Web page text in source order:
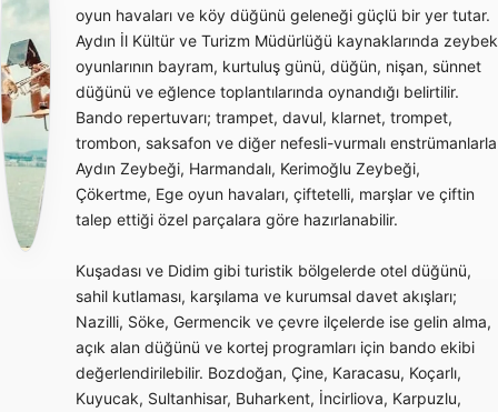
oyun havaları ve köy düğünü geleneği güçlü bir yer tutar.
Aydın İl Kültür ve Turizm Müdürlüğü kaynaklarında zeybek
oyunlarının bayram, kurtuluş günü, düğün, nişan, sünnet
düğünü ve eğlence toplantılarında oynandığı belirtilir.
Bando repertuvarı; trampet, davul, klarnet, trompet,
trombon, saksafon ve diğer nefesli-vurmalı enstrümanlarla
Aydın Zeybeği, Harmandalı, Kerimoğlu Zeybeği,
Çökertme, Ege oyun havaları, çiftetelli, marşlar ve çiftin
talep ettiği özel parçalara göre hazırlanabilir.
Kuşadası ve Didim gibi turistik bölgelerde otel düğünü,
sahil kutlaması, karşılama ve kurumsal davet akışları;
Nazilli, Söke, Germencik ve çevre ilçelerde ise gelin alma,
açık alan düğünü ve kortej programları için bando ekibi
değerlendirilebilir. Bozdoğan, Çine, Karacasu, Koçarlı,
Kuyucak, Sultanhisar, Buharkent, İncirliova, Karpuzlu,